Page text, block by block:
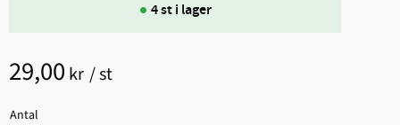
29,00 kr /st
Antal
4 st i lager